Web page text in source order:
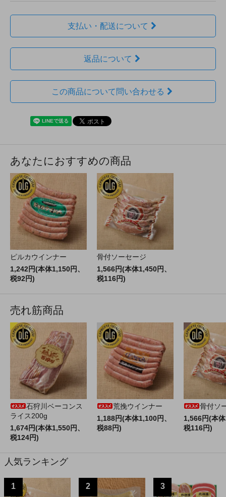
支払い・配送について
返品について
この商品について問い合わせる
あなたにおすすめの商品
ピルカウインナー
1,242円(本体1,150円、
税92円)
骨付ソーセージ
1,566円(本体1,450円、
税116円)
売れ筋商品
石狩川ベーコンス
ライス200g
1,674円(本体1,550円、
税124円)
荒挽ウインナー
1,188円(本体1,100円、
税88円)
骨付ソ
1,566円(本
税116円)
人気ランキング
1 2 3